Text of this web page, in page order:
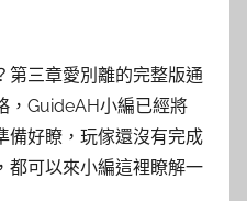
第三章愛別離的完整版通
，GuideAH小編已經將
備好瞭，玩傢還沒有完成
都可以來小編這裡瞭解一